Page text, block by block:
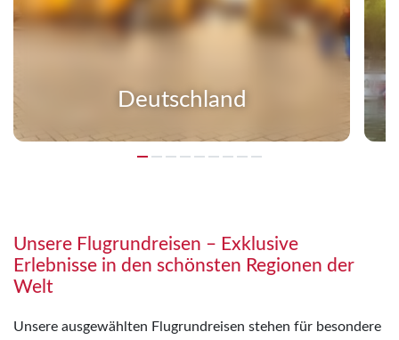
Deutschland
Unsere Flugrundreisen – Exklusive
Erlebnisse in den schönsten Regionen der
Welt
Unsere ausgewählten Flugrundreisen stehen für besondere